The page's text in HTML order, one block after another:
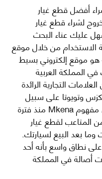
أفضل قطع غيار
لشراء قطع غيار
عليك عناء البحث
الاستخدام من خلال موقع
هو موقع إلكتروني بسيط
المملكة العربية
التجارية الرائدة
وتويوتا على سبيل
المثال لا الحصر. نشأت الفكرة وراء مفهوم Mkena منذ فترة
المتاعب لقطع غيار
وما بعد البيع لسيارتك.
ومنذ ذلك الحين ، اشتهر Mkena على نطاق واسع بأنه أحد
أصالة في المملكة